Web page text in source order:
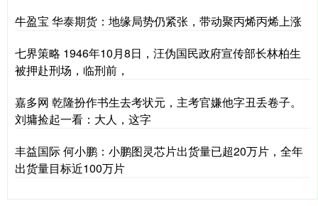
牛盈宝 华泰期货：地缘局势仍紧张，带动聚丙烯丙烯上涨
七界策略 1946年10月8日，汪伪国民政府宣传部长林柏生
被押赴刑场，临刑前，
嘉多网 乾隆扮作书生去考状元，主考官嫌他字丑丢卷子。
刘墉捡起一看：大人，这字
丰益国际 何小鹏：小鹏图灵芯片出货量已超20万片，全年
出货量目标近100万片